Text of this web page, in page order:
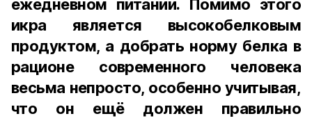
ежедневном питании. Помимо этого
икра является высокобелковым
продуктом, а добрать норму белка в
рационе современного человека
весьма непросто, особенно учитывая,
что он ещё должен правильно